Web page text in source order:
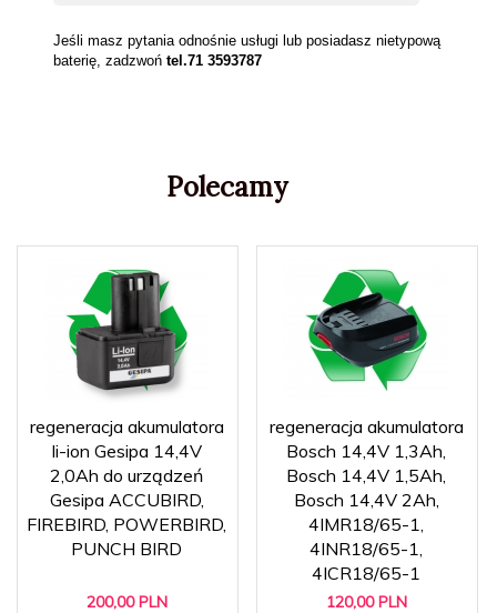
Jeśli masz pytania odnośnie usługi lub posiadasz nietypową
baterię, zadzwoń tel.71 3593787
Polecamy
regeneracja akumulatora
li-ion Gesipa 14,4V
2,0Ah do urządzeń
Gesipa ACCUBIRD,
FIREBIRD, POWERBIRD,
PUNCH BIRD
200,00 PLN
regeneracja akumulatora
Bosch 14,4V 1,3Ah,
Bosch 14,4V 1,5Ah,
Bosch 14,4V 2Ah,
4IMR18/65-1,
4INR18/65-1,
4ICR18/65-1
120,00 PLN